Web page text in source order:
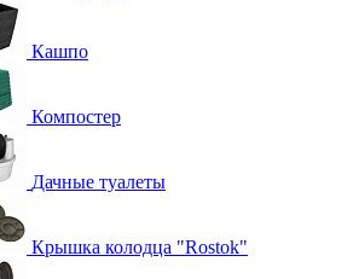
Кашпо
Компостер
Дачные туалеты
Крышка колодца "Rostok"